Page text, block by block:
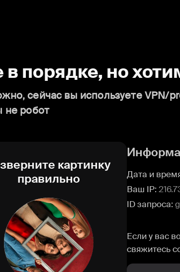
в порядке, но
сейчас вы используете VPN/
не робот
картинку
правильно
Дата и
Ваш IP:
ID запроса:
Если у вас
свяжитесь